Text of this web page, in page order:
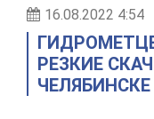
16.08.2022 4:54
РЕЗКИЕ